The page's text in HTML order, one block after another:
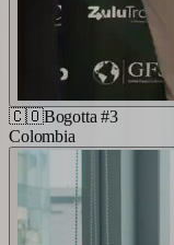
🇨🇴Bogotta #3
Colombia